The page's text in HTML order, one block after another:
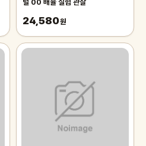
털 00 배율 실험 관찰
24,580원